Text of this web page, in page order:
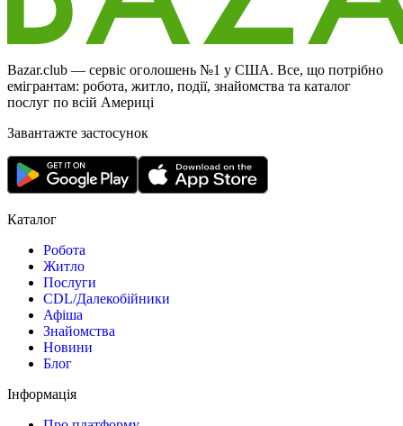
Bazar.club — сервіс оголошень №1 у США. Все, що потрібно
емігрантам: робота, житло, події, знайомства та каталог
послуг по всій Америці
Завантажте застосунок
Каталог
Робота
Житло
Послуги
CDL/Далекобійники
Афіша
Знайомства
Новини
Блог
Інформація